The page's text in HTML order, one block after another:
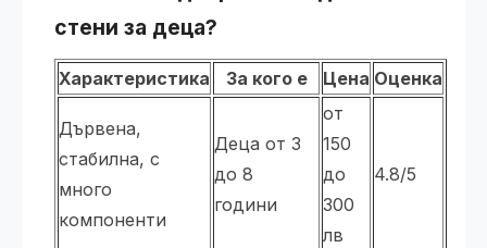
стени за деца?
Характеристика За кого е Цена Оценка
Дървена,
стабилна, с
много
компоненти
Деца от 3
до 8
години
от
150
до
300
лв
4.8/5